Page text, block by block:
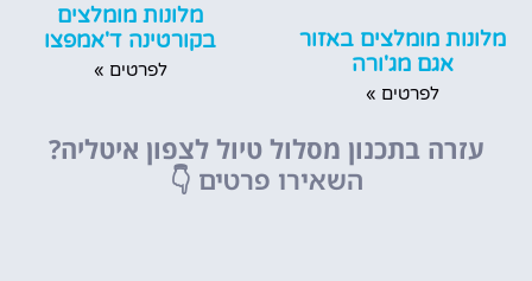
מלונות מומלצים באזור
אגם מג'ורה
לפרטים »
מלונות מומלצים
בקורטינה ד'אמפצו
לפרטים »
עזרה בתכנון מסלול טיול לצפון איטליה?
השאירו פרטים 👇